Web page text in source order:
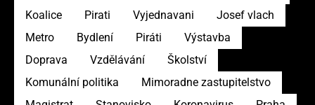
Koalice
Pirati Vyjednavani
Josef vlach
Metro
Bydlení Piráti
Výstavba
Doprava
Vzdělávání
Školství
Komunální politika
Mimoradne zastupitelstvo